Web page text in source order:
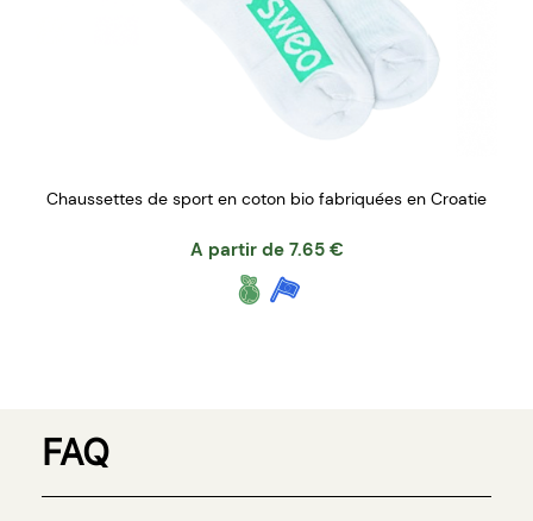
Chaussettes de sport en coton bio fabriquées en Croatie
A partir de 7.65 €
FAQ